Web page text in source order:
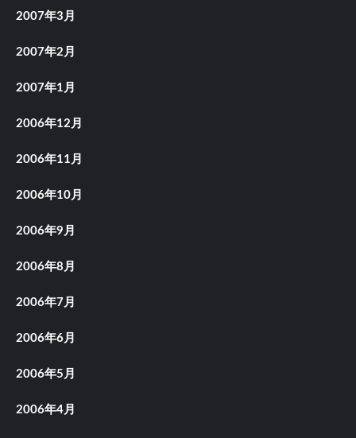
2007年3月
2007年2月
2007年1月
2006年12月
2006年11月
2006年10月
2006年9月
2006年8月
2006年7月
2006年6月
2006年5月
2006年4月